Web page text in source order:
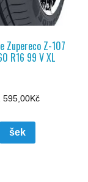
Zupereco Z-107
R16 99 V XL
595,00Kč
šek